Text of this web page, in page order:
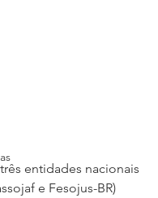
entidades nacionais
e Fesojus-BR)